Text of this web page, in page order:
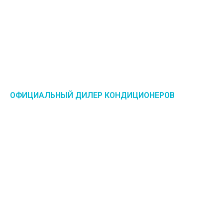
ОФИЦИАЛЬНЫЙ ДИЛЕР КОНДИЦИОНЕРОВ